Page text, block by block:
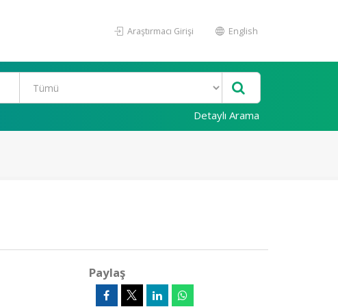
Araştırmacı Girişi English
Detaylı Arama
Paylaş